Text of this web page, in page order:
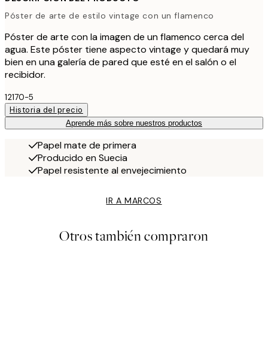
Póster de arte de estilo vintage con un flamenco
Póster de arte con la imagen de un flamenco cerca del
agua. Este póster tiene aspecto vintage y quedará muy
bien en una galería de pared que esté en el salón o el
recibidor.
12170-5
Historia del precio
Aprende más sobre nuestros productos
Papel mate de primera
Producido en Suecia
Papel resistente al envejecimiento
IR A MARCOS
Otros también compraron